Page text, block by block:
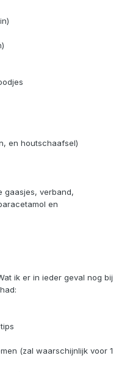
en houtschaafsel)
gaasjes, verband,
en
ik er in ieder geval nog bij
(zal waarschijnlijk voor 1